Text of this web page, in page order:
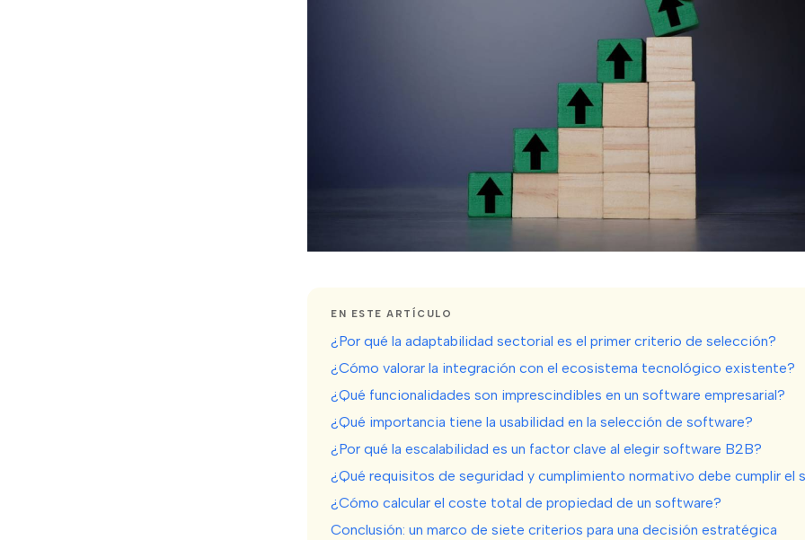
EN ESTE ARTÍCULO
¿Por qué la adaptabilidad sectorial es el primer criterio de selección?
¿Cómo valorar la integración con el ecosistema tecnológico existente?
¿Qué funcionalidades son imprescindibles en un software empresarial?
¿Qué importancia tiene la usabilidad en la selección de software?
¿Por qué la escalabilidad es un factor clave al elegir software B2B?
¿Qué requisitos de seguridad y cumplimiento normativo debe cumplir el
¿Cómo calcular el coste total de propiedad de un software?
Conclusión: un marco de siete criterios para una decisión estratégica